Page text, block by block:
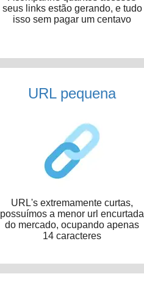
seus links estão gerando, e tudo
isso sem pagar um centavo
URL pequena
URL's extremamente curtas,
possuímos a menor url encurtada
do mercado, ocupando apenas
14 caracteres